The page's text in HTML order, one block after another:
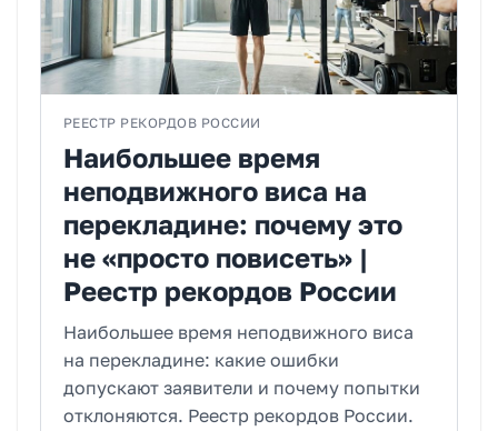
РЕЕСТР РЕКОРДОВ РОССИИ
Наибольшее время
неподвижного виса на
перекладине: почему это
не «просто повисеть» |
Реестр рекордов России
Наибольшее время неподвижного виса
на перекладине: какие ошибки
допускают заявители и почему попытки
отклоняются. Реестр рекордов России.